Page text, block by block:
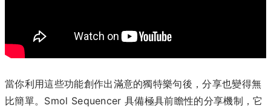
當你利用這些功能創作出滿意的獨特樂句後，分享也變得無
比簡單。Smol Sequencer 具備極具前瞻性的分享機制，它